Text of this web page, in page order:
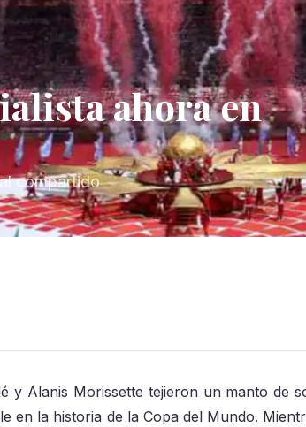
ahora en
compartido
y Alanis Morissette tejieron un manto de
en la historia de la Copa del Mundo.